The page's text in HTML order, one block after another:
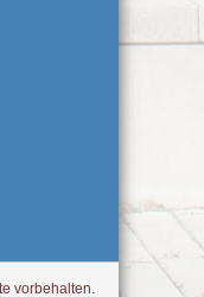
vorbehalten.